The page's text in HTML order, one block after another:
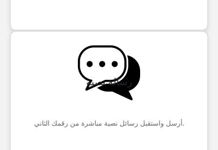
رسالة نصية
أرسل واستقبل رسائل نصية مباشرة من رقمك الثاني.